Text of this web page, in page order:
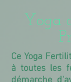
Yoga
Ce Yoga
à toutes les